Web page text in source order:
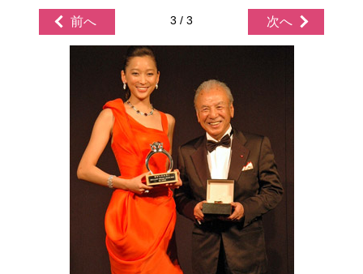
前へ 3 / 3 次へ